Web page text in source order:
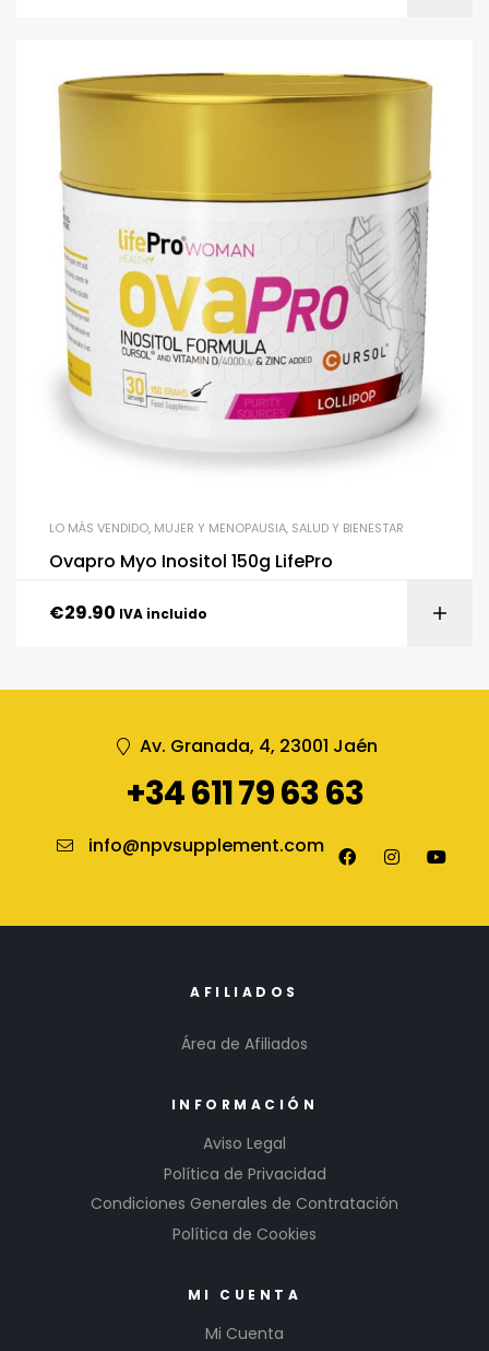
LO MÁS VENDIDO, MUJER Y MENOPAUSIA, SALUD Y BIENESTAR
Ovapro Myo Inositol 150g LifePro
€29.90 IVA incluido
Av. Granada, 4, 23001 Jaén
+34 611 79 63 63
info@npvsupplement.com
AFILIADOS
Área de Afiliados
INFORMACIÓN
Aviso Legal
Política de Privacidad
Condiciones Generales de Contratación
Política de Cookies
MI CUENTA
Mi Cuenta